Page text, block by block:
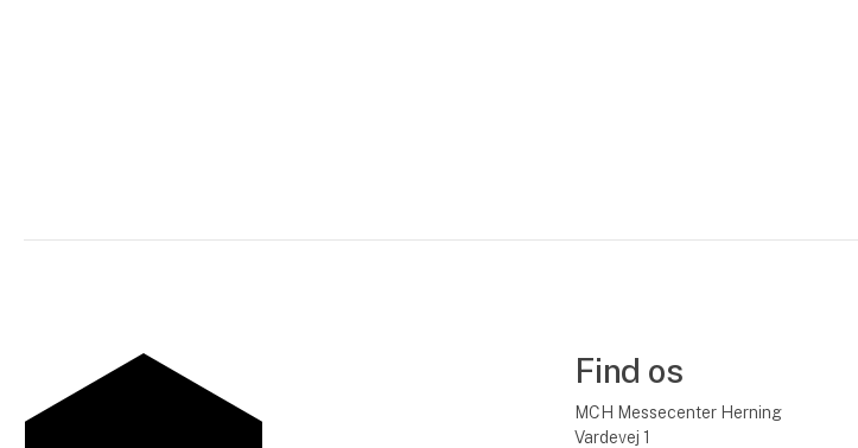
Find os
MCH Messecenter Herning
Vardevej 1